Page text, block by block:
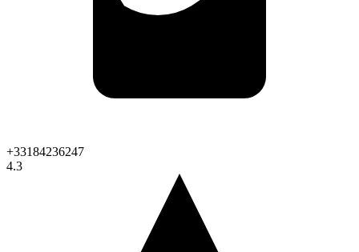
+33184236247
4.3